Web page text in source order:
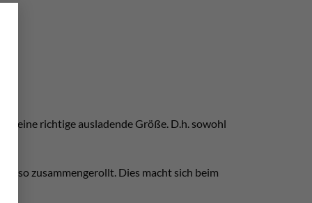
eine richtige ausladende Größe. D.h. sowohl
also zusammengerollt. Dies macht sich beim